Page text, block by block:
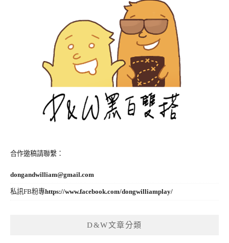
合作邀稿請聯繫：
dongandwilliam@gmail.com
私訊FB粉專https://www.facebook.com/dongwilliamplay/
D&W文章分類